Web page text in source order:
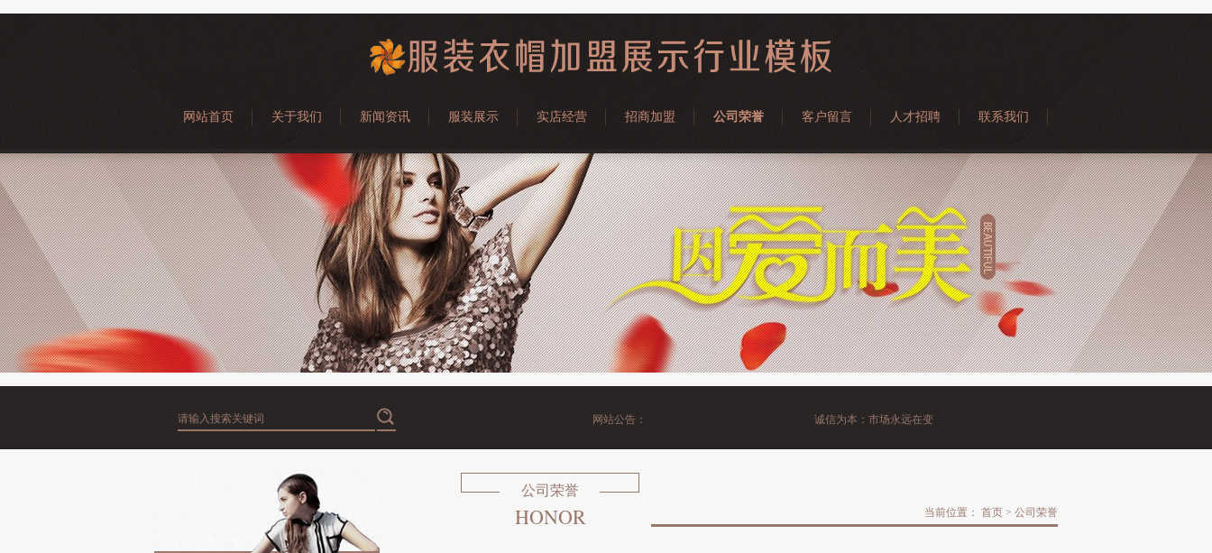
网站首页 关于我们 新闻资讯 服装展示 实店经营 招商加盟 公司荣誉 客户留言 人才招聘 联系我们
网站公告： 诚信为本：市场永远在变，诚信永远不变。
公司荣誉
HONOR 当前位置： 首页 > 公司荣誉